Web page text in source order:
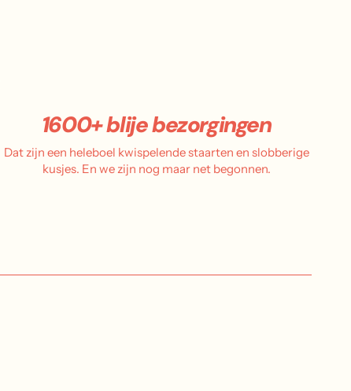
1600+ blije bezorgingen
Dat zijn een heleboel kwispelende staarten en slobberige
kusjes. En we zijn nog maar net begonnen.